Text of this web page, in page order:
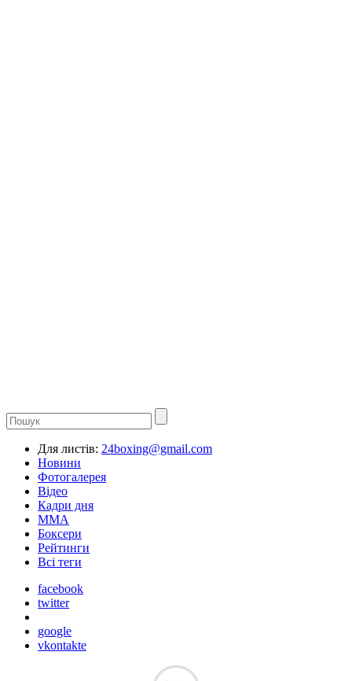
Для листів: 24boxing@gmail.com
Новини
Фотогалерея
Відео
Кадри дня
ММА
Боксери
Рейтинги
Всі теги
facebook
twitter
google
vkontakte